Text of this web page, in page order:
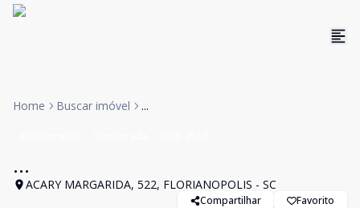
Home Buscar imóvel ...
...
ACARY MARGARIDA, 522, FLORIANOPOLIS - SC
Compartilhar Favorito